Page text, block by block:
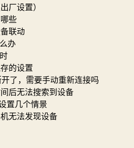
厂设置）
些
联动
办
的设置
了，需要手动重新连接吗
后无法搜索到设备
置几个情景
无法发现设备